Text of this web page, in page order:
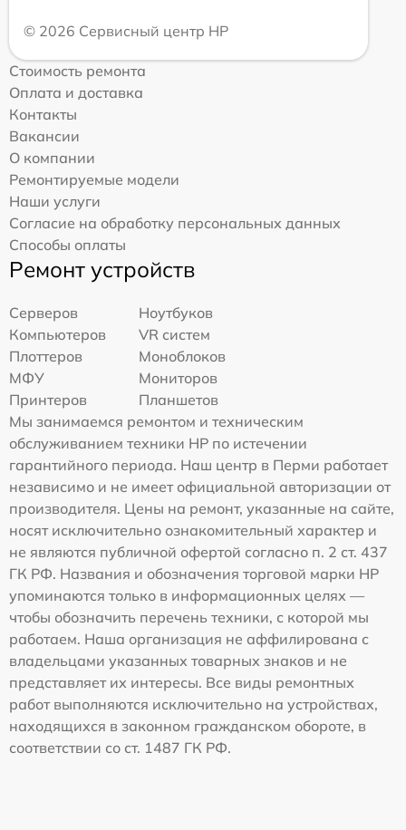
© 2026 Сервисный центр HP
Стоимость ремонта
Оплата и доставка
Контакты
Вакансии
О компании
Ремонтируемые модели
Наши услуги
Согласие на обработку персональных данных
Способы оплаты
Ремонт устройств
Серверов
Ноутбуков
Компьютеров
VR систем
Плоттеров
Моноблоков
МФУ
Мониторов
Принтеров
Планшетов
Мы занимаемся ремонтом и техническим
обслуживанием техники HP по истечении
гарантийного периода. Наш центр в Перми работает
независимо и не имеет официальной авторизации от
производителя. Цены на ремонт, указанные на сайте,
носят исключительно ознакомительный характер и
не являются публичной офертой согласно п. 2 ст. 437
ГК РФ. Названия и обозначения торговой марки HP
упоминаются только в информационных целях —
чтобы обозначить перечень техники, с которой мы
работаем. Наша организация не аффилирована с
владельцами указанных товарных знаков и не
представляет их интересы. Все виды ремонтных
работ выполняются исключительно на устройствах,
находящихся в законном гражданском обороте, в
соответствии со ст. 1487 ГК РФ.